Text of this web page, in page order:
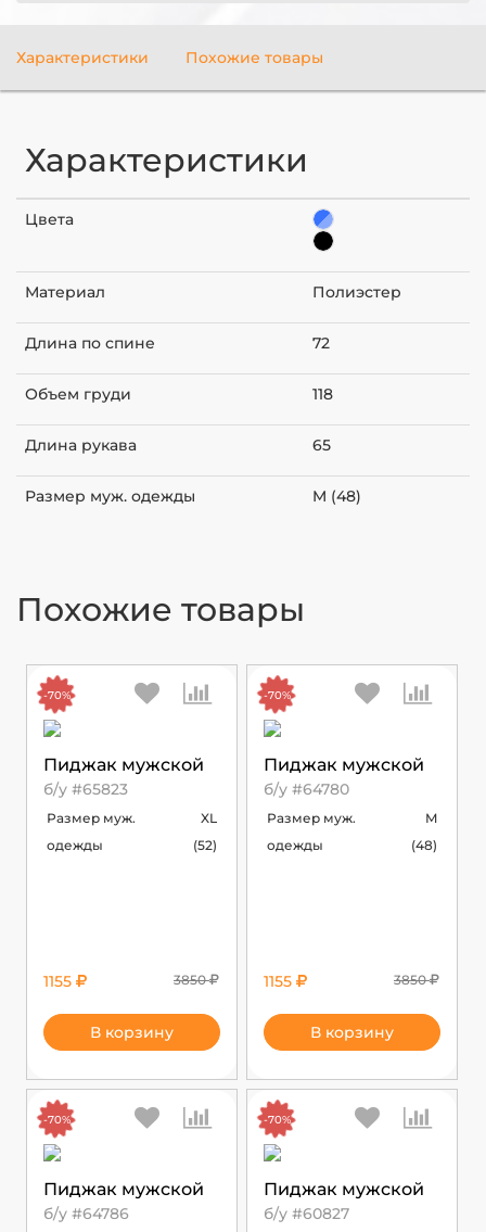
Характеристики Похожие товары
Характеристики
Цвета
Материал Полиэстер
Длина по спине 72
Объем груди 118
Длина рукава 65
Размер муж. одежды M (48)
Похожие товары
Пиджак мужской
б/у #65823
Размер муж.
одежды
XL
(52)
-70%
1155 3850
В корзину
Пиджак мужской
б/у #64780
Размер муж.
одежды
M
(48)
-70%
1155 3850
В корзину
Пиджак мужской
б/у #64786
-70%
Пиджак мужской
б/у #60827
-70%